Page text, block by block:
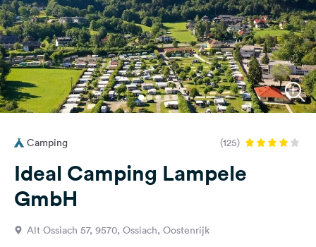
Magazine
Partners
Registreren
Inloggen
Vragen &
Feedback
Taal:
Camping (125)
Ideal Camping Lampele
GmbH
Alt Ossiach 57, 9570, Ossiach, Oostenrijk